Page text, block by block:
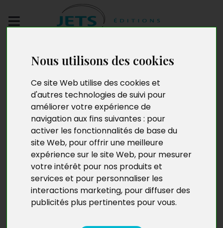
Nous utilisons des cookies
Ce site Web utilise des cookies et
d'autres technologies de suivi pour
améliorer votre expérience de
navigation aux fins suivantes : pour
activer les fonctionnalités de base du
site Web, pour offrir une meilleure
expérience sur le site Web, pour mesurer
votre intérêt pour nos produits et
services et pour personnaliser les
interactions marketing, pour diffuser des
publicités plus pertinentes pour vous.
manuscrit
Éclats de vers